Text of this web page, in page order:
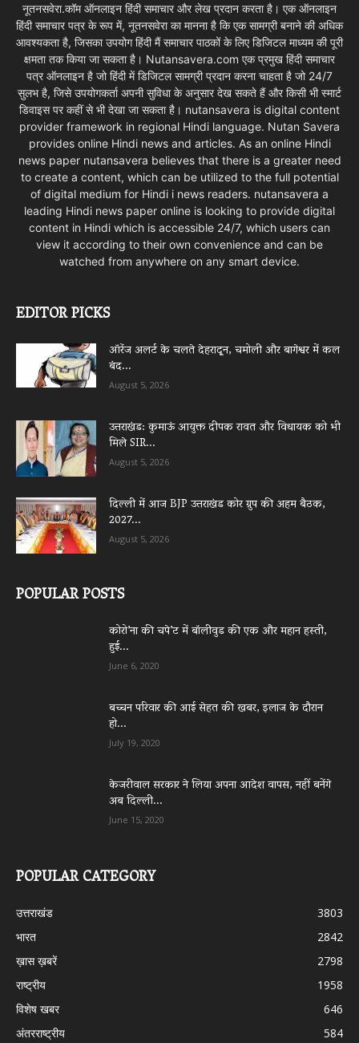
नूतनसवेरा.कॉम ऑनलाइन हिंदी समाचार और लेख प्रदान करता है। एक ऑनलाइन
हिंदी समाचार पत्र के रूप में, नूतनसवेरा का मानना है कि एक सामग्री बनाने की अधिक
आवश्यकता है, जिसका उपयोग हिंदी मैं समाचार पाठकों के लिए डिजिटल माध्यम की पूरी
क्षमता तक किया जा सकता है। Nutansavera.com एक प्रमुख हिंदी समाचार
पत्र ऑनलाइन है जो हिंदी में डिजिटल सामग्री प्रदान करना चाहता है जो 24/7
सुलभ है, जिसे उपयोगकर्ता अपनी सुविधा के अनुसार देख सकते हैं और किसी भी स्मार्ट
डिवाइस पर कहीं से भी देखा जा सकता है। nutansavera is digital content
provider framework in regional Hindi language. Nutan Savera
provides online Hindi news and articles. As an online Hindi
news paper nutansavera believes that there is a greater need
to create a content, which can be utilized to the full potential
of digital medium for Hindi i news readers. nutansavera a
leading Hindi news paper online is looking to provide digital
content in Hindi which is accessible 24/7, which users can
view it according to their own convenience and can be
watched from anywhere on any smart device.
EDITOR PICKS
ऑरेंज अलर्ट के चलते देहरादून, चमोली और बागेश्वर में कल
बंद...
August 5, 2026
उत्तराखंड: कुमाऊं आयुक्त दीपक रावत और विधायक को भी
मिले SIR...
August 5, 2026
दिल्ली में आज BJP उत्तराखंड कोर ग्रुप की अहम बैठक,
2027...
August 5, 2026
POPULAR POSTS
कोरो’ना की चपे’ट में बॉलीवुड की एक और महान हस्ती,
हुई...
June 6, 2020
बच्चन परिवार की आई सेहत की खबर, इलाज के दौरान
हो...
July 19, 2020
केजरीवाल सरकार ने लिया अपना आदेश वापस, नहीं बनेंगे
अब दिल्ली...
June 15, 2020
POPULAR CATEGORY
उत्तराखंड
3803
भारत
2842
ख़ास ख़बरें
2798
राष्ट्रीय
1958
विशेष खबर
646
अंतरराष्ट्रीय
584